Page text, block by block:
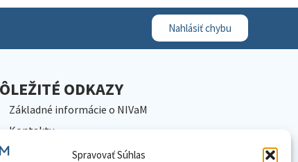
Spravovať Súhlas
Nahlásiť chybu
ODKAZY
Základné informácie o NIVaM
Kontakty
Kariéra